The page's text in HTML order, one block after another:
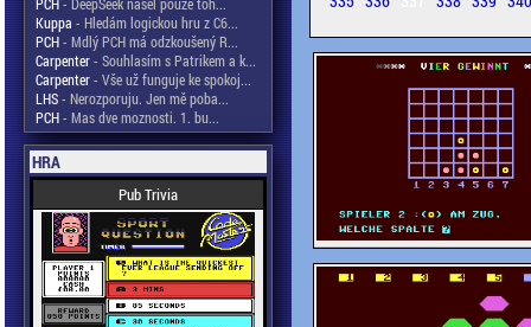
Kuppa - Hledám logickou hru z C6...
PCH- Mdlý PCH má odzkoušený R...
Carpenter- Souhlasím s Patrikem a k...
Carpenter- Vše už funguje ke spokoj...
LHS- Nerozporuju. Jen mě poba...
PCH- Mas dve moznosti. 1. bu...
HRA
Pub Trivia